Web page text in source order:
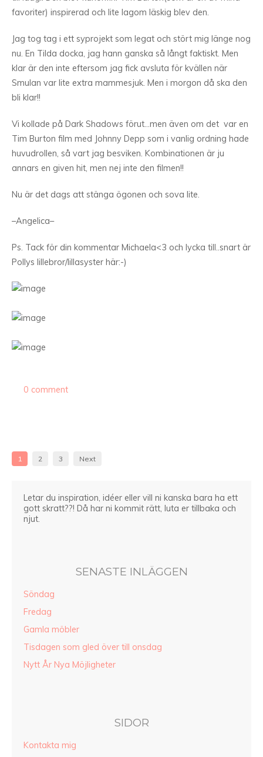
favoriter) inspirerad och lite lagom läskig blev den.
Jag tog tag i ett syprojekt som legat och stört mig länge nog
nu. En Tilda docka, jag hann ganska så långt faktiskt. Men
klar är den inte eftersom jag fick avsluta för kvällen när
Smulan var lite extra mammesjuk. Men i morgon då ska den
bli klar!!
Vi kollade på Dark Shadows förut…men även om det var en
Tim Burton film med Johnny Depp som i vanlig ordning hade
huvudrollen, så vart jag besviken. Kombinationen är ju
annars en given hit, men nej inte den filmen!!
Nu är det dags att stänga ögonen och sova lite.
–Angelica–
Ps. Tack för din kommentar Michaela<3 och lycka till..snart är
Pollys lillebror/lillasyster här:-)
0 comment
1 2 3 Next
Letar du inspiration, idéer eller vill ni kanska bara ha ett
gott skratt??! Då har ni kommit rätt, luta er tillbaka och
njut.
SENASTE INLÄGGEN
Söndag
Fredag
Gamla möbler
Tisdagen som gled över till onsdag
Nytt År Nya Möjligheter
SIDOR
Kontakta mig